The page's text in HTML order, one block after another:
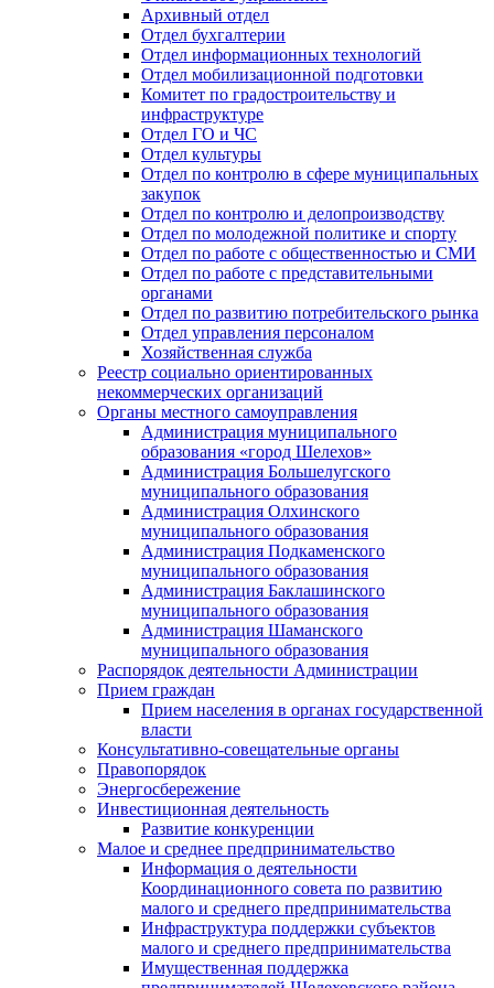
Архивный отдел
Отдел бухгалтерии
Отдел информационных технологий
Отдел мобилизационной подготовки
Комитет по градостроительству и
инфраструктуре
Отдел ГО и ЧС
Отдел культуры
Отдел по контролю в сфере муниципальных
закупок
Отдел по контролю и делопроизводству
Отдел по молодежной политике и спорту
Отдел по работе с общественностью и СМИ
Отдел по работе с представительными
органами
Отдел по развитию потребительского рынка
Отдел управления персоналом
Хозяйственная служба
Реестр социально ориентированных
некоммерческих организаций
Органы местного самоуправления
Администрация муниципального
образования «город Шелехов»
Администрация Большелугского
муниципального образования
Администрация Олхинского
муниципального образования
Администрация Подкаменского
муниципального образования
Администрация Баклашинского
муниципального образования
Администрация Шаманского
муниципального образования
Распорядок деятельности Администрации
Прием граждан
Прием населения в органах государственной
власти
Консультативно-совещательные органы
Правопорядок
Энергосбережение
Инвестиционная деятельность
Развитие конкуренции
Малое и среднее предпринимательство
Информация о деятельности
Координационного совета по развитию
малого и среднего предпринимательства
Инфраструктура поддержки субъектов
малого и среднего предпринимательства
Имущественная поддержка